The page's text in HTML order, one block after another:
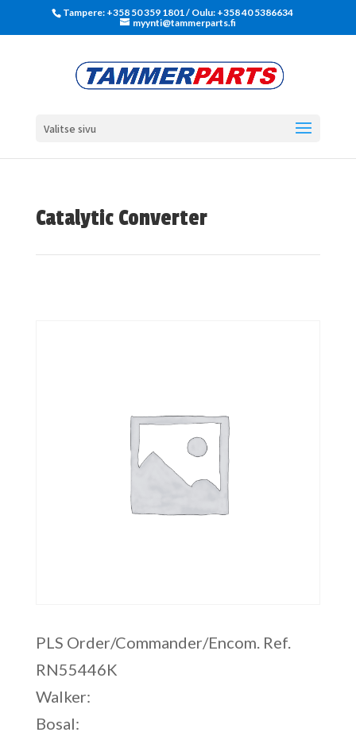
Tampere: +358 50 359 1801‬ / Oulu: +358 40 5386634
myynti@tammerparts.fi
Valitse sivu
Catalytic Converter
PLS Order/Commander/Encom. Ref.
RN55446K
Walker:
Bosal: